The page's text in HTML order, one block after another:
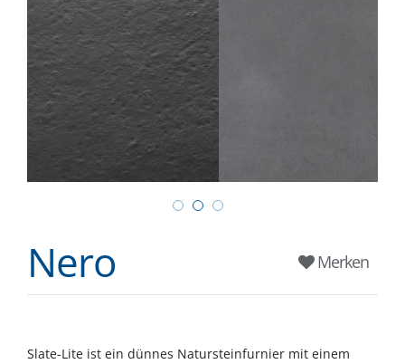
Nero Merken
Slate-Lite ist ein dünnes Natursteinfurnier mit einem